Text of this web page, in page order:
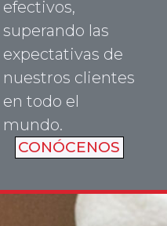
efectivos,
superando las
expectativas de
nuestros clientes
en todo el
mundo.
CONÓCENOS